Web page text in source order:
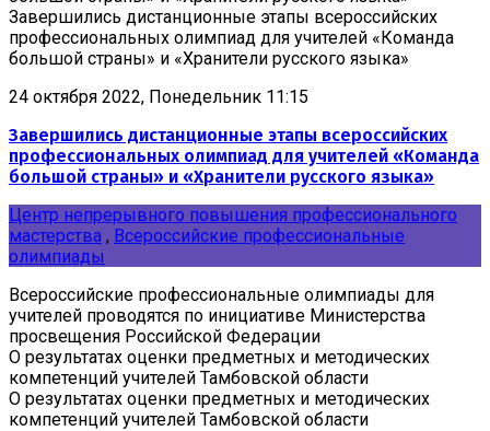
Завершились дистанционные этапы всероссийских
профессиональных олимпиад для учителей «Команда
большой страны» и «Хранители русского языка»
24 октября 2022, Понедельник 11:15
Завершились дистанционные этапы всероссийских
профессиональных олимпиад для учителей «Команда
большой страны» и «Хранители русского языка»
Центр непрерывного повышения профессионального
мастерства , Всероссийские профессиональные
олимпиады
Всероссийские профессиональные олимпиады для
учителей проводятся по инициативе Министерства
просвещения Российской Федерации
О результатах оценки предметных и методических
компетенций учителей Тамбовской области
О результатах оценки предметных и методических
компетенций учителей Тамбовской области